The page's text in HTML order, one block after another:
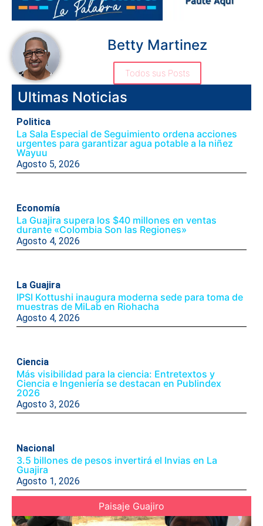
Betty Martinez
Todos sus Posts
Ultimas Noticias
Politica
La Sala Especial de Seguimiento ordena acciones
urgentes para garantizar agua potable a la niñez
Wayuu
Agosto 5, 2026
Economía
La Guajira supera los $40 millones en ventas
durante «Colombia Son las Regiones»
Agosto 4, 2026
La Guajira
IPSI Kottushi inaugura moderna sede para toma de
muestras de MiLab en Riohacha
Agosto 4, 2026
Ciencia
Más visibilidad para la ciencia: Entretextos y
Ciencia e Ingeniería se destacan en Publindex
2026
Agosto 3, 2026
Nacional
3.5 billones de pesos invertirá el Invias en La
Guajira
Agosto 1, 2026
Paisaje Guajiro